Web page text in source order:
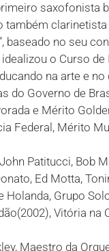
saxofonista
baseado no seu
idealizou o Curso
na arte e
do Governo de
e Mérito
Federal, Mérito
Patitucci, Bob
Ed Motta,
Holanda, Grupo
Vitória na
Maestro da